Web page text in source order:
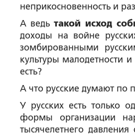
неприкосновенность и
А ведь такой исход
доходы на войне
зомбированными
культуры малодетности
есть?
А что русские думают по
У русских есть только
формы организации
тысячелетнего